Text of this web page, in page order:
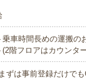
車時間長めの運搬の
(2階フロアはカウンタ
ずは事前登録だけで